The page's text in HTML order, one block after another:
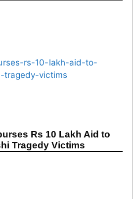
Rs 10 Lakh Aid to
Tragedy Victims